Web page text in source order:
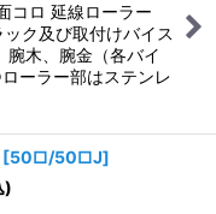
コロ 延線ローラー
ク及び取付けバイス
木、腕金（各バイ
ーラー部はステンレ
[50□/50□J]
)